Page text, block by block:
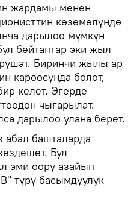
жардамы менен
көзөмөлүндө
дарылоо мүмкүн
бейтаптар эки жыл
Биринчи жылы ар
кароосунда болот,
келет. Эгерде
чыгарылат.
дарылоо улана берет.
абал башталарда
Бул
эми оору азайып
түрү басымдуулук